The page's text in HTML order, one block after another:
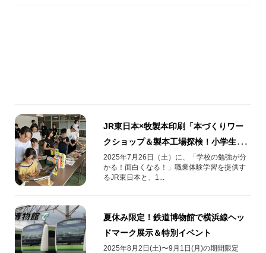
JR東日本×牧製本印刷「本づくりワー
クショップ＆製本工場探検！小学生親
子向け体験レポートin板橋区」
2025年7月26日（土）に、「学校の勉強が分
かる！面白くなる！」職業体験学習を提供す
るJR東日本と、1...
夏休み限定！鉄道博物館で横浜線ヘッ
ドマーク展示＆特別イベント
2025年8月2日(土)〜9月1日(月)の期間限定